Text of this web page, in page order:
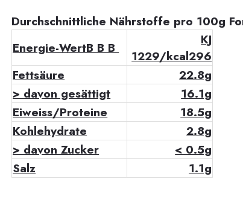
Durchschnittliche Nährstoffe pro 100g
Energie-WertB B B
KJ
1229/kcal296
Fettsäure
22.8g
> davon gesättigt
16.1g
Eiweiss/Proteine
18.5g
Kohlehydrate
2.8g
> davon Zucker
< 0.5g
Salz
1.1g